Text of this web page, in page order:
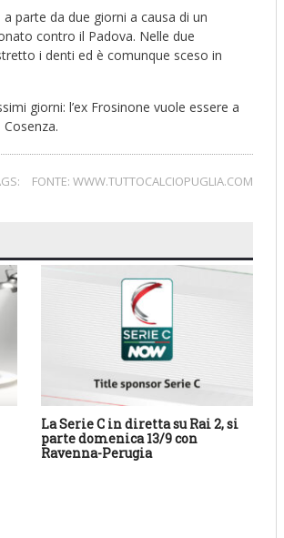
parte da due giorni a causa di un
contro il Padova. Nelle due
i denti ed è comunque sceso in
giorni: l’ex Frosinone vuole essere a
FONTE: WWW.TUTTOCALCIOPUGLIA.COM
La Serie C in diretta su Rai 2, si
parte domenica 13/9 con
Ravenna-Perugia